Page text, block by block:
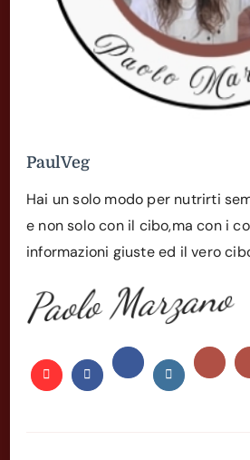
PaulVeg
Hai un solo modo per nutrirti
e non solo con il cibo,ma con i
informazioni giuste ed il vero
Paolo Marzano